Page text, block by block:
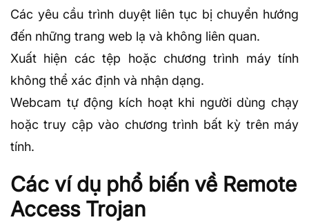
Các yêu cầu trình duyệt liên tục bị chuyển hướng
đến những trang web lạ và không liên quan.
Xuất hiện các tệp hoặc chương trình máy tính
không thể xác định và nhận dạng.
Webcam tự động kích hoạt khi người dùng chạy
hoặc truy cập vào chương trình bất kỳ trên máy
tính.
Các ví dụ phổ biến về Remote
Access Trojan